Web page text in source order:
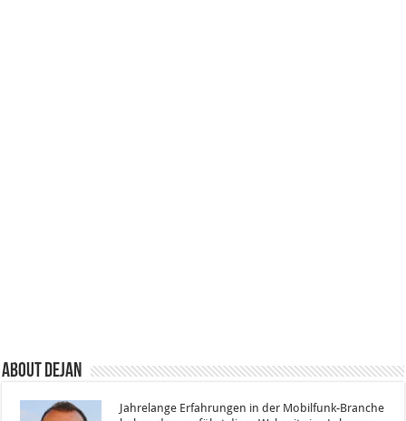
About Dejan
Jahrelange Erfahrungen in der Mobilfunk-Branche